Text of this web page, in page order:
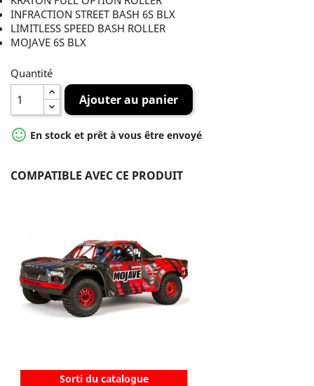
INFRACTION STREET BASH 6S BLX
LIMITLESS SPEED BASH ROLLER
MOJAVE 6S BLX
Quantité
Ajouter au panier
 En stock et prêt à vous être envoyé
COMPATIBLE AVEC CE PRODUIT
Sorti du catalogue